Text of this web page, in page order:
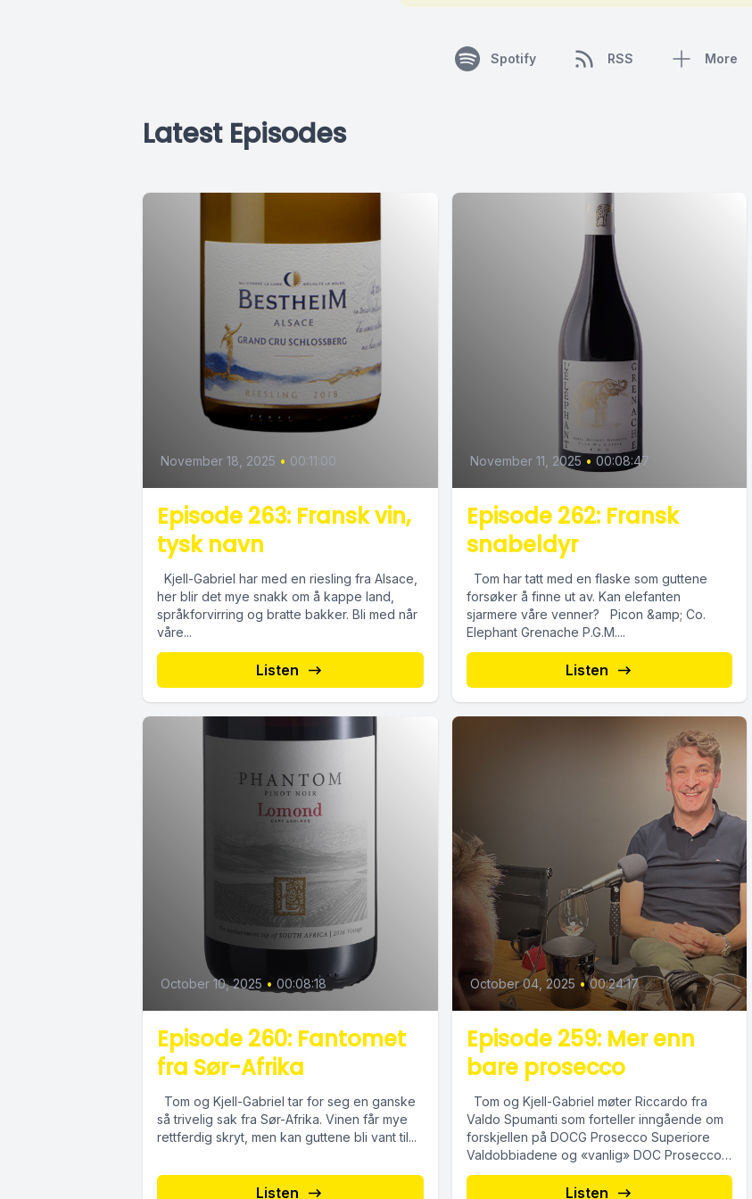
Spotify RSS More
Latest Episodes
November 18, 2025 • 00:11:00
Episode 263: Fransk vin,
tysk navn
Kjell-Gabriel har med en riesling fra Alsace,
her blir det mye snakk om å kappe land,
språkforvirring og bratte bakker. Bli med når
våre...
Listen
November 11, 2025 • 00:08:47
Episode 262: Fransk
snabeldyr
Tom har tatt med en flaske som guttene
forsøker å finne ut av. Kan elefanten
sjarmere våre venner? Picon &amp; Co.
Elephant Grenache P.G.M....
Listen
October 10, 2025 • 00:08:18
Episode 260: Fantomet
fra Sør-Afrika
Tom og Kjell-Gabriel tar for seg en ganske
så trivelig sak fra Sør-Afrika. Vinen får mye
rettferdig skryt, men kan guttene bli vant til...
Listen
October 04, 2025 • 00:24:17
Episode 259: Mer enn
bare prosecco
Tom og Kjell-Gabriel møter Riccardo fra
Valdo Spumanti som forteller inngående om
forskjellen på DOCG Prosecco Superiore
Valdobbiadene og «vanlig» DOC Prosecco.
Klarer han...
Listen